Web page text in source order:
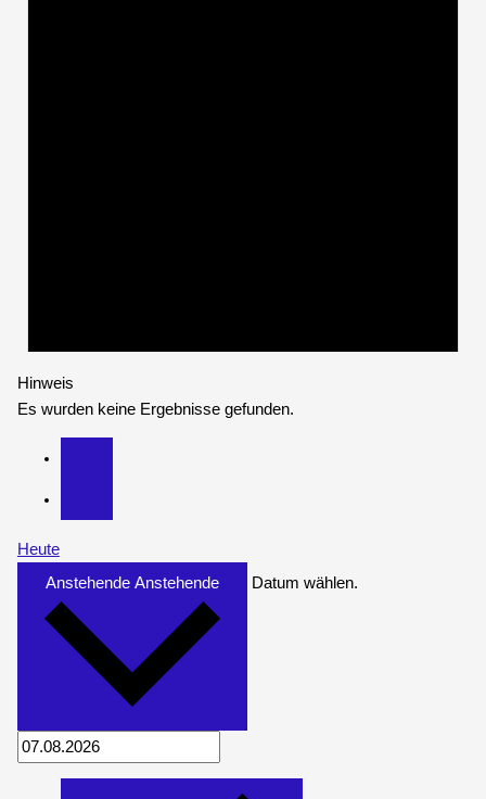
Hinweis
Es wurden keine Ergebnisse gefunden.
Heute
Anstehende Anstehende Datum wählen.